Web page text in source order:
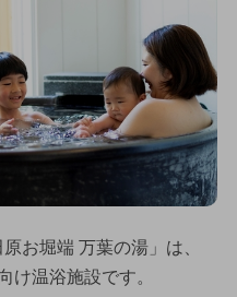
お堀端 万葉の湯」は、
け温浴施設です。